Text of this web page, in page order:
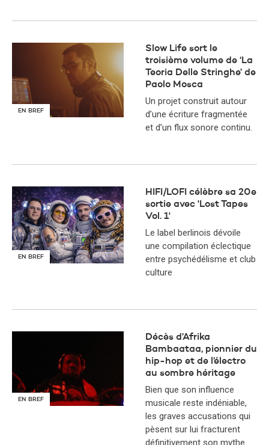
EN BREF
Slow Life sort le
troisième volume de ‘La
Teoria Delle Stringhe’ de
Paolo Mosca
Un projet construit autour
d’une écriture fragmentée
et d’un flux sonore continu.
EN BREF
HIFI/LOFI célèbre sa 20e
sortie avec 'Lost Tapes
Vol. 1'
Le label berlinois dévoile
une compilation éclectique
entre psychédélisme et club
culture
EN BREF
Décès d’Afrika
Bambaataa, pionnier du
hip-hop et de l’électro
au sombre héritage
Bien que son influence
musicale reste indéniable,
les graves accusations qui
pèsent sur lui fracturent
définitivement son mythe.